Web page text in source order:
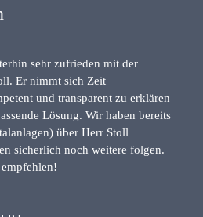
sehr zufrieden mit der
Er nimmt sich Zeit
und transparent zu erklären
Lösung. Wir haben bereits
über Herr Stoll
sicherlich noch weitere folgen.